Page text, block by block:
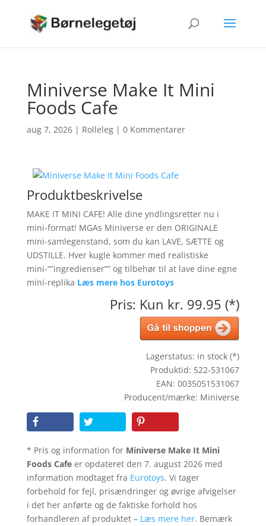
Miniverse Make It Mini
Foods Cafe
aug 7, 2026| Rolleleg| 0 Kommentarer
Produktbeskrivelse
MAKE IT MINI CAFE! Alle dine yndlingsretter nu i
mini-format! MGAs Miniverse er den ORIGINALE
mini-samlegenstand, som du kan LAVE, SÆTTE og
UDSTILLE. Hver kugle kommer med realistiske
mini-“”ingredienser”” og tilbehør til at lave dine egne
mini-replika Læs mere hos Eurotoys
Pris: Kun kr. 99.95 (*)
Lagerstatus: in stock (*)
Produktid: 522-531067
EAN: 0035051531067
Producent/mærke: Miniverse
* Pris og information for Miniverse Make It Mini
Foods Cafeer opdateret den 7. august 2026 med
information modtaget fra Eurotoys. Vi tager
forbehold for fejl, prisændringer og øvrige afvigelser
i det her anførte og de faktiske forhold hos
forhandleren af produktet – Læs mere her. Bemærk